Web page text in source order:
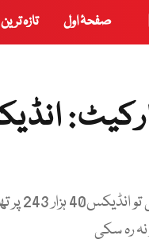
صفحۂ اول تازہ ترین
نہ رہ سکی